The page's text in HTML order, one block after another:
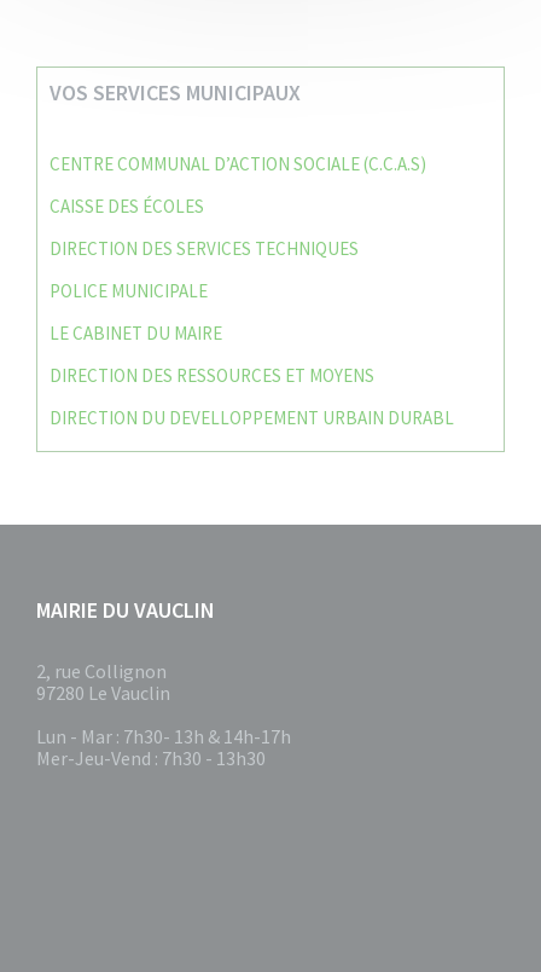
VOS SERVICES MUNICIPAUX
CENTRE COMMUNAL D’ACTION SOCIALE (C.C.A.S)
CAISSE DES ÉCOLES
DIRECTION DES SERVICES TECHNIQUES
POLICE MUNICIPALE
LE CABINET DU MAIRE
DIRECTION DES RESSOURCES ET MOYENS
DIRECTION DU DEVELLOPPEMENT URBAIN DURABL
MAIRIE DU VAUCLIN
2, rue Collignon
97280 Le Vauclin
Lun - Mar : 7h30- 13h & 14h-17h
Mer-Jeu-Vend : 7h30 - 13h30